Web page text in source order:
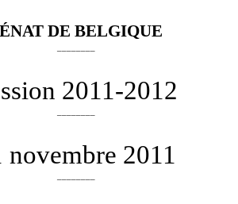
DE BELGIQUE
2011-2012
novembre 2011